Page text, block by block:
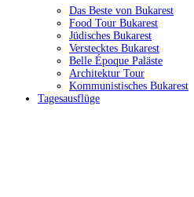
Das Beste von Bukarest
Food Tour Bukarest
Jüdisches Bukarest
Verstecktes Bukarest
Belle Époque Paläste
Architektur Tour
Kommunistisches Bukarest
Tagesausflüge